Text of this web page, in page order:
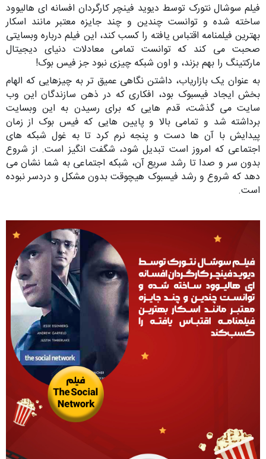
فیلم سوشال نتورک توسط دیوید فینچر کارگردان افسانه ای هالیوود
ساخته شده و توانست چندین و چند جایزه معتبر مانند اسکار
بهترین فیلمنامه اقتباس یافته را کسب کند، این فیلم درباره وبسایتی
صحبت می کند که توانست تمامی معادلات دنیای دیجیتال
مارکتینگ را بهم بزند، و اون شبکه چیزی نبود جز فیس بوک!
به عنوان یک بازاریاب، داشتن نگاهی عمیق تر به چیزهایی که الهام
بخش ایجاد فیسبوک بود، افکاری که در ذهن سازندگان این وب
سایت می گذشت، قدم هایی که برای رسیدن به این وبسایت
برداشته شد و تمامی بالا و پایین هایی که فیس بوک از زمان
پیدایش با آن ها دست و پنجه نرم کرد تا به غول شبکه های
اجتماعی که امروز است تبدیل شود، شگفت انگیز است. از شروع
بدون سر و صدا تا رشد سریع آن، شبکه اجتماعی به شما نشان می
دهد که شروع و رشد فیسبوک هیچوقت بدون مشکل و دردسر نبوده
است.